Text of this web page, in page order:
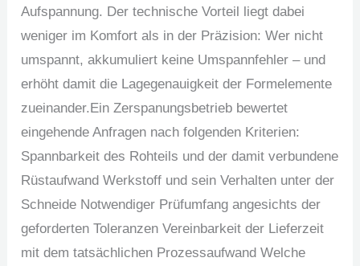
Aufspannung. Der technische Vorteil liegt dabei
weniger im Komfort als in der Präzision: Wer nicht
umspannt, akkumuliert keine Umspannfehler – und
erhöht damit die Lagegenauigkeit der Formelemente
zueinander.Ein Zerspanungsbetrieb bewertet
eingehende Anfragen nach folgenden Kriterien:
Spannbarkeit des Rohteils und der damit verbundene
Rüstaufwand Werkstoff und sein Verhalten unter der
Schneide Notwendiger Prüfumfang angesichts der
geforderten Toleranzen Vereinbarkeit der Lieferzeit
mit dem tatsächlichen Prozessaufwand Welche